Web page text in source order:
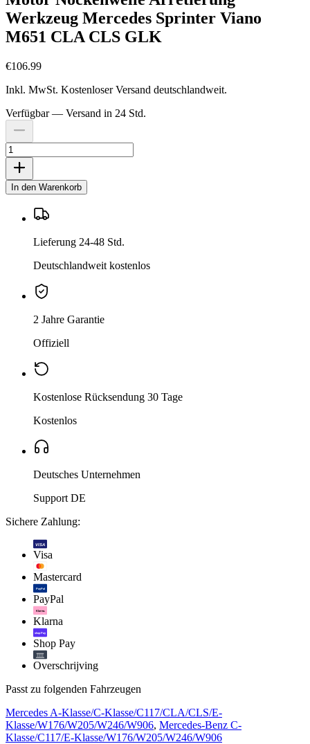
Werkzeug Mercedes Sprinter Viano
M651 CLA CLS GLK
€106.99
Inkl. MwSt. Kostenloser Versand deutschlandweit.
Verfügbar — Versand in 24 Std.
In den Warenkorb
Lieferung 24-48 Std.
Deutschlandweit kostenlos
2 Jahre Garantie
Offiziell
Kostenlose Rücksendung 30 Tage
Kostenlos
Deutsches Unternehmen
Support DE
Sichere Zahlung:
VISA
Visa
Mastercard
PayPal
PayPal
Klarna.
Klarna
shop Pay
Shop Pay
Overschrijving
Passt zu folgenden Fahrzeugen
Mercedes A-Klasse/C-Klasse/C117/CLA/CLS/E-
Klasse/W176/W205/W246/W906, Mercedes-Benz C-
Klasse/C117/E-Klasse/W176/W205/W246/W906